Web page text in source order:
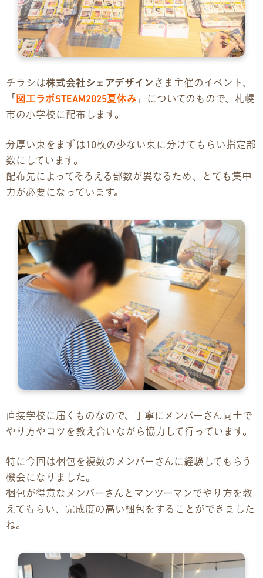
見学・体験のお申し込み
各種SNS
採用情報
チラシは株式会社シェアデザイン さま主催のイベント、
「 図工ラボSTEAM2025夏休み 」についてのもので、札幌
市の小学校に配布します。
分厚い束をまずは10枚の少ない束に分けてもらい指定部
数にしています。
配布先によってそろえる部数が異なるため、とても集中
力が必要になっています。
直接学校に届くものなので、丁寧にメンバーさん同士で
やり方やコツを教え合いながら協力して行っています。
特に今回は梱包を複数のメンバーさんに経験してもらう
機会になりました。
梱包が得意なメンバーさんとマンツーマンでやり方を教
えてもらい、完成度の高い梱包をすることができました
ね。